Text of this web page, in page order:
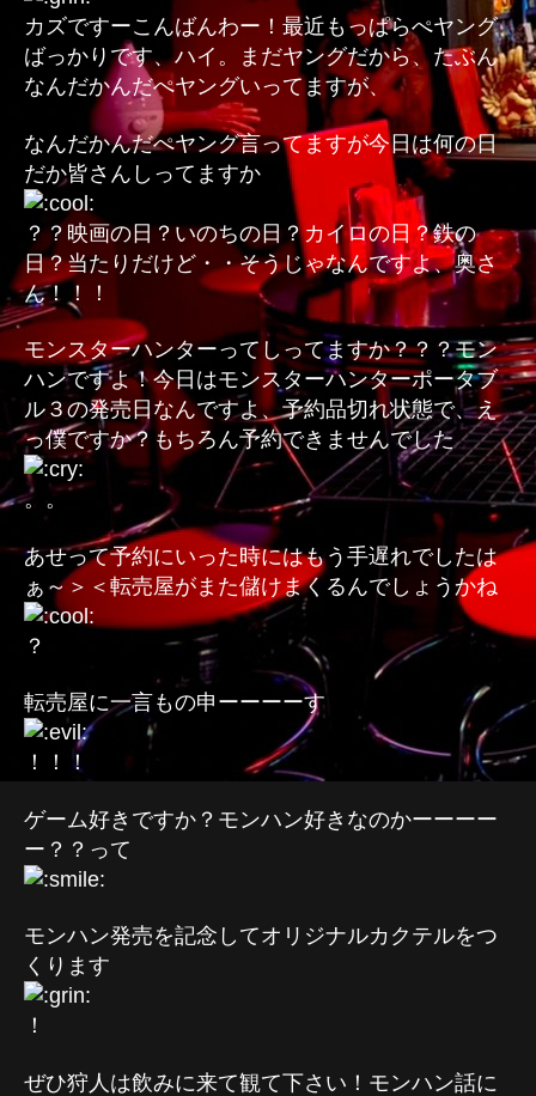
ス
タ
ー
へ
の
カズですーこんばんわー！最近もっぱらぺヤング
ばっかりです、ハイ。まだヤングだから、たぶん
なんだかんだぺヤングいってますが、
なんだかんだぺヤング言ってますが今日は何の日
だか皆さんしってますか
？？映画の日？いのちの日？カイロの日？鉄の
日？当たりだけど・・そうじゃなんですよ、奥さ
ん！！！
モンスターハンターってしってますか？？？モン
ハンですよ！今日はモンスターハンターポータブ
ル３の発売日なんですよ、予約品切れ状態で、え
っ僕ですか？もちろん予約できませんでした
。。
あせって予約にいった時にはもう手遅れでしたは
ぁ～＞＜転売屋がまた儲けまくるんでしょうかね
？
転売屋に一言もの申ーーーーす
！！！
ゲーム好きですか？モンハン好きなのかーーーー
ー？？って
モンハン発売を記念してオリジナルカクテルをつ
くります
！
ぜひ狩人は飲みに来て観て下さい！モンハン話に